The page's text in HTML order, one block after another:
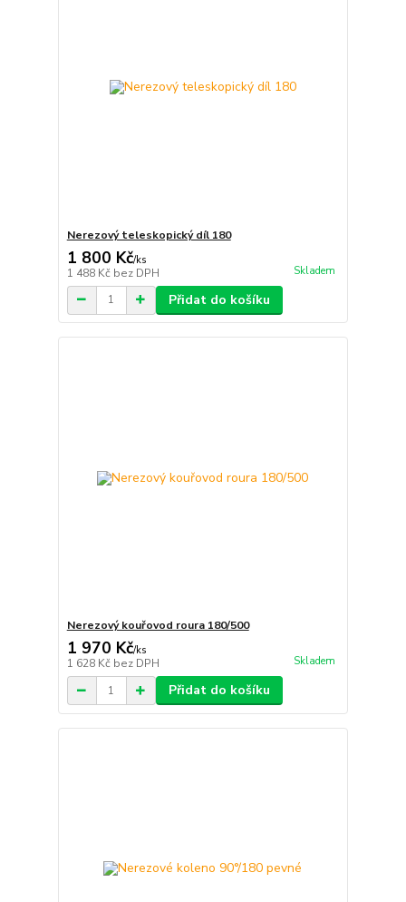
Nerezový teleskopický díl 180
1 800 Kč/ks
1 488 Kč bez DPH Skladem
Přidat do košíku
Nerezový kouřovod roura 180/500
1 970 Kč/ks
1 628 Kč bez DPH Skladem
Přidat do košíku